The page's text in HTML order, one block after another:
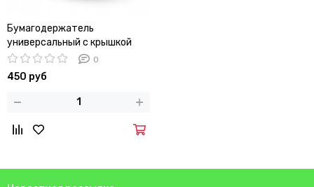
Бумагодержатель
универсальный с крышкой
Kamille KM 8819B
0
450 руб